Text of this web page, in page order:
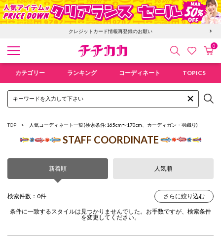
クレジットカード情報再登録のお願い
検索 お気にカ
0
カテゴリー ランキング コーディネート TOPICS
TOP 人気コーディネート一覧(検索条件:165cm〜170cm、カーディガン・羽織り)
STAFF COORDINATE
新着順 人気順
検索件数：0件 さらに絞り込む
条件に一致するスタイルは見つかりませんでした。お手数ですが、検索条件
を変更してください。